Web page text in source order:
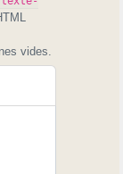
vides.